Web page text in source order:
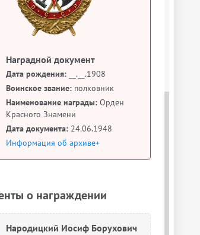
Наградной документ
Дата рождения: __.__.1908
Воинское звание: полковник
Наименование награды: Орден
Красного Знамени
Дата документа: 24.06.1948
Информация об архиве+
о награждении
Народицкий Иосиф Борухович